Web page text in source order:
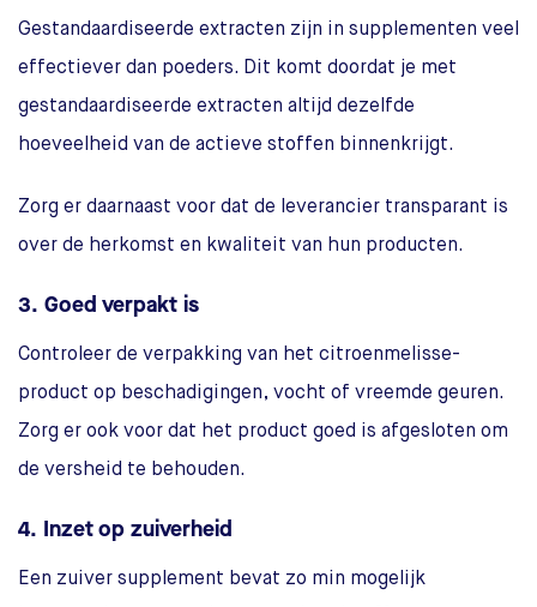
Gestandaardiseerde extracten zijn in supplementen veel
effectiever dan poeders. Dit komt doordat je met
gestandaardiseerde extracten altijd dezelfde
hoeveelheid van de actieve stoffen binnenkrijgt.
Zorg er daarnaast voor dat de leverancier transparant is
over de herkomst en kwaliteit van hun producten.
3. Goed verpakt is
Controleer de verpakking van het citroenmelisse-
product op beschadigingen, vocht of vreemde geuren.
Zorg er ook voor dat het product goed is afgesloten om
de versheid te behouden.
4. Inzet op zuiverheid
Een zuiver supplement bevat zo min mogelijk